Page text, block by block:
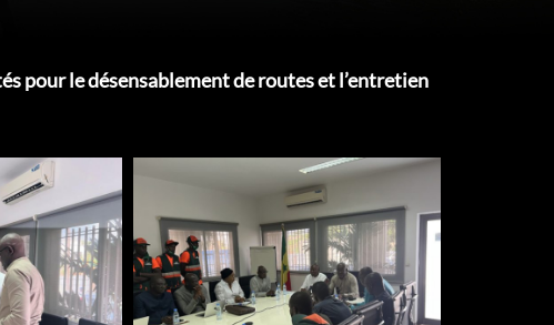
pour le désensablement de routes et l’entretien